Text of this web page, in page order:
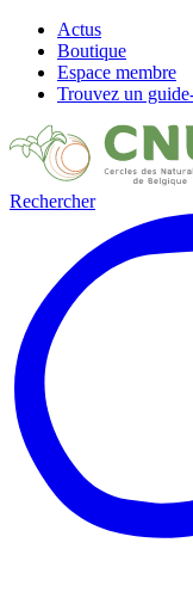
Actus
Boutique
Espace membre
Trouvez un
Rechercher